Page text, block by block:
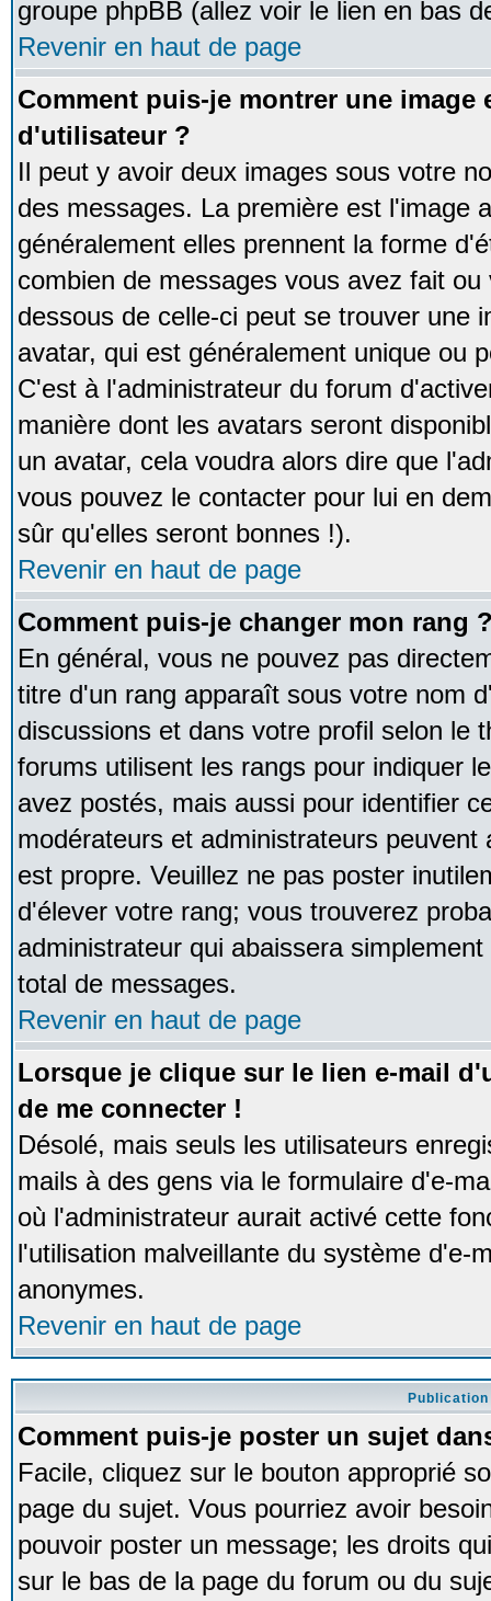
groupe phpBB (allez voir le lien en bas
Revenir en haut de page
Comment puis-je montrer une image
d'utilisateur ?
Il peut y avoir deux images sous votre
des messages. La première est l'image
généralement elles prennent la forme
combien de messages vous avez fait
dessous de celle-ci peut se trouver une
avatar, qui est généralement unique ou
C'est à l'administrateur du forum
manière dont les avatars seront
un avatar, cela voudra alors dire que
vous pouvez le contacter pour lui en
sûr qu'elles seront bonnes !).
Revenir en haut de page
Comment puis-je changer mon rang
En général, vous ne pouvez pas
titre d'un rang apparaît sous votre nom
discussions et dans votre profil selon le
forums utilisent les rangs pour indiquer
avez postés, mais aussi pour identifier
modérateurs et administrateurs
est propre. Veuillez ne pas poster
d'élever votre rang; vous trouverez
administrateur qui abaissera
total de messages.
Revenir en haut de page
Lorsque je clique sur le lien e-mail
de me connecter !
Désolé, mais seuls les utilisateurs
mails à des gens via le formulaire d'e-
où l'administrateur aurait activé cette
l'utilisation malveillante du système d'e-
anonymes.
Revenir en haut de page
Publication
Comment puis-je poster un sujet
Facile, cliquez sur le bouton approprié
page du sujet. Vous pourriez avoir
pouvoir poster un message; les droits
sur le bas de la page du forum ou du